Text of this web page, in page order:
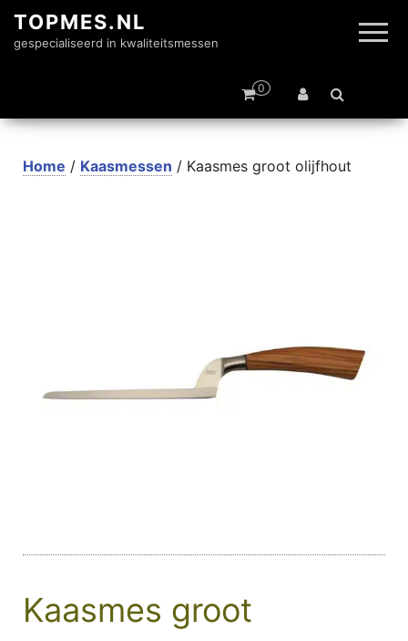
TOPMES.NL
gespecialiseerd in kwaliteitsmessen
0
Home / Kaasmessen / Kaasmes groot olijfhout
Kaasmes groot